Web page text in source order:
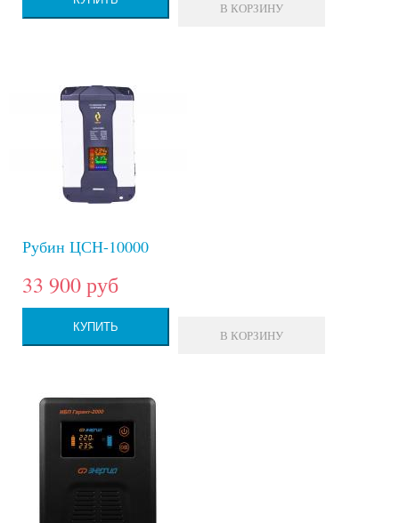
В КОРЗИНУ
Рубин ЦСН-10000
33 900 руб
КУПИТЬ
В КОРЗИНУ